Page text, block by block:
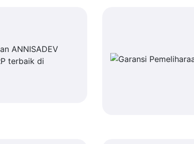
ANNISADEV
terbaik di